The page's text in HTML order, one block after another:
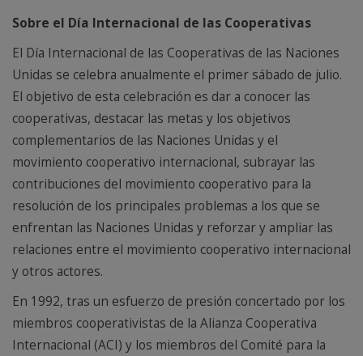
Sobre el Día Internacional de las Cooperativas
El Día Internacional de las Cooperativas de las Naciones
Unidas se celebra anualmente el primer sábado de julio.
El objetivo de esta celebración es dar a conocer las
cooperativas, destacar las metas y los objetivos
complementarios de las Naciones Unidas y el
movimiento cooperativo internacional, subrayar las
contribuciones del movimiento cooperativo para la
resolución de los principales problemas a los que se
enfrentan las Naciones Unidas y reforzar y ampliar las
relaciones entre el movimiento cooperativo internacional
y otros actores.
En 1992, tras un esfuerzo de presión concertado por los
miembros cooperativistas de la Alianza Cooperativa
Internacional (ACI) y los miembros del Comité para la